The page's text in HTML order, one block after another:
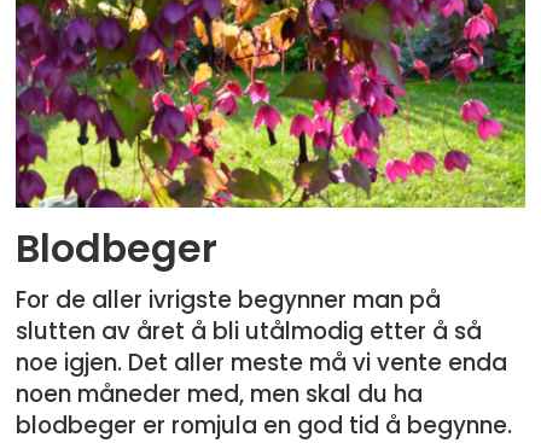
Blodbeger
For de aller ivrigste begynner man på
slutten av året å bli utålmodig etter å så
noe igjen. Det aller meste må vi vente enda
noen måneder med, men skal du ha
blodbeger er romjula en god tid å begynne.